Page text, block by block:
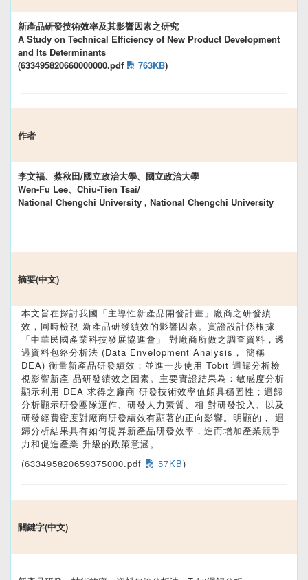
新產品研發技術效率及其影響因素之研究
A Study on Technical Efficiency of New Product Development
and Its Determinants
(633495820660000000.pdf
763KB)
作者
李文福、蔡秋田/國立政治大學、國立政治大學
Wen-Fu Lee、Chiu-Tien Tsai/
National Chengchi University , National Chengchi University
摘要(中文)
本文旨在探討我國「主導性新產品開發計畫」廠商之研發績
效，同時檢視 新產品研發績效的影響因素。實證設計係根據
「中華民國產業科技發展協進會」 對廠商所做之調查資料，透
過資料包絡分析法 (Data Envelopment Analysis， 簡稱
DEA) 衡量新產品研發績效；並進一步使用 Tobit 迴歸分析檢
視影響新產 品研發績效之因素。主要實證結果為：敏感度分析
顯示利用 DEA 求得之廠商 研發技術效率值頗具穩固性；迴歸
分析顯示研發團隊運作、研發人力素質、相 對研發投入、以及
研發經費密度對廠商研發績效有顯著的正向影響。明顯的， 迴
歸分析結果具有如何提昇新產品研發效率，進而增加產業競爭
力和促進產業 升級的政策意涵。
(633495820659375000.pdf
57KB)
關鍵字(中文)